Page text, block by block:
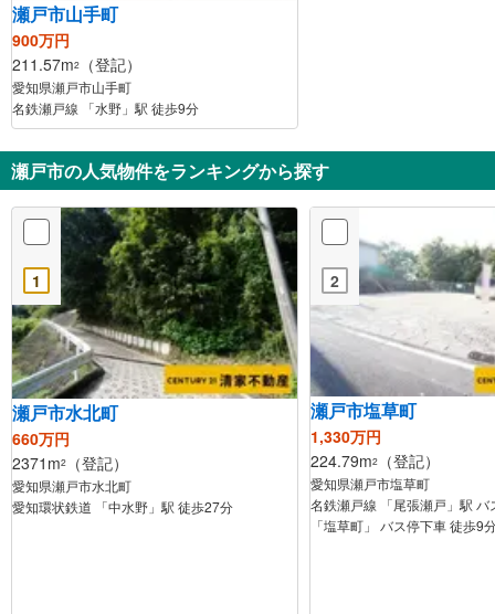
瀬戸市山手町
900万円
211.57m2 （登記）
愛知県瀬戸市山手町
名鉄瀬戸線 「水野」駅 徒歩9分
瀬戸市の人気物件をランキングから探す
1
瀬戸市水北町
660万円
2371m2 （登記）
愛知県瀬戸市水北町
愛知環状鉄道 「中水野」駅 徒歩27分
2
瀬戸市塩草町
1,330万円
224.79m2 （登記）
愛知県瀬戸市塩草町
名鉄瀬戸線 「尾張瀬戸」駅
「塩草町」 バス停下車 徒歩9